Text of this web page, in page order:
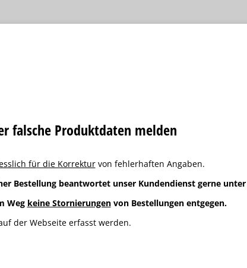
falsche Produktdaten melden
für die Korrekturvon fehlerhaften Angaben.
Bestellung beantwortet unser Kundendienst gerne unter
Weg keine Stornierungenvon Bestellungen entgegen.
der Webseite erfasst werden.